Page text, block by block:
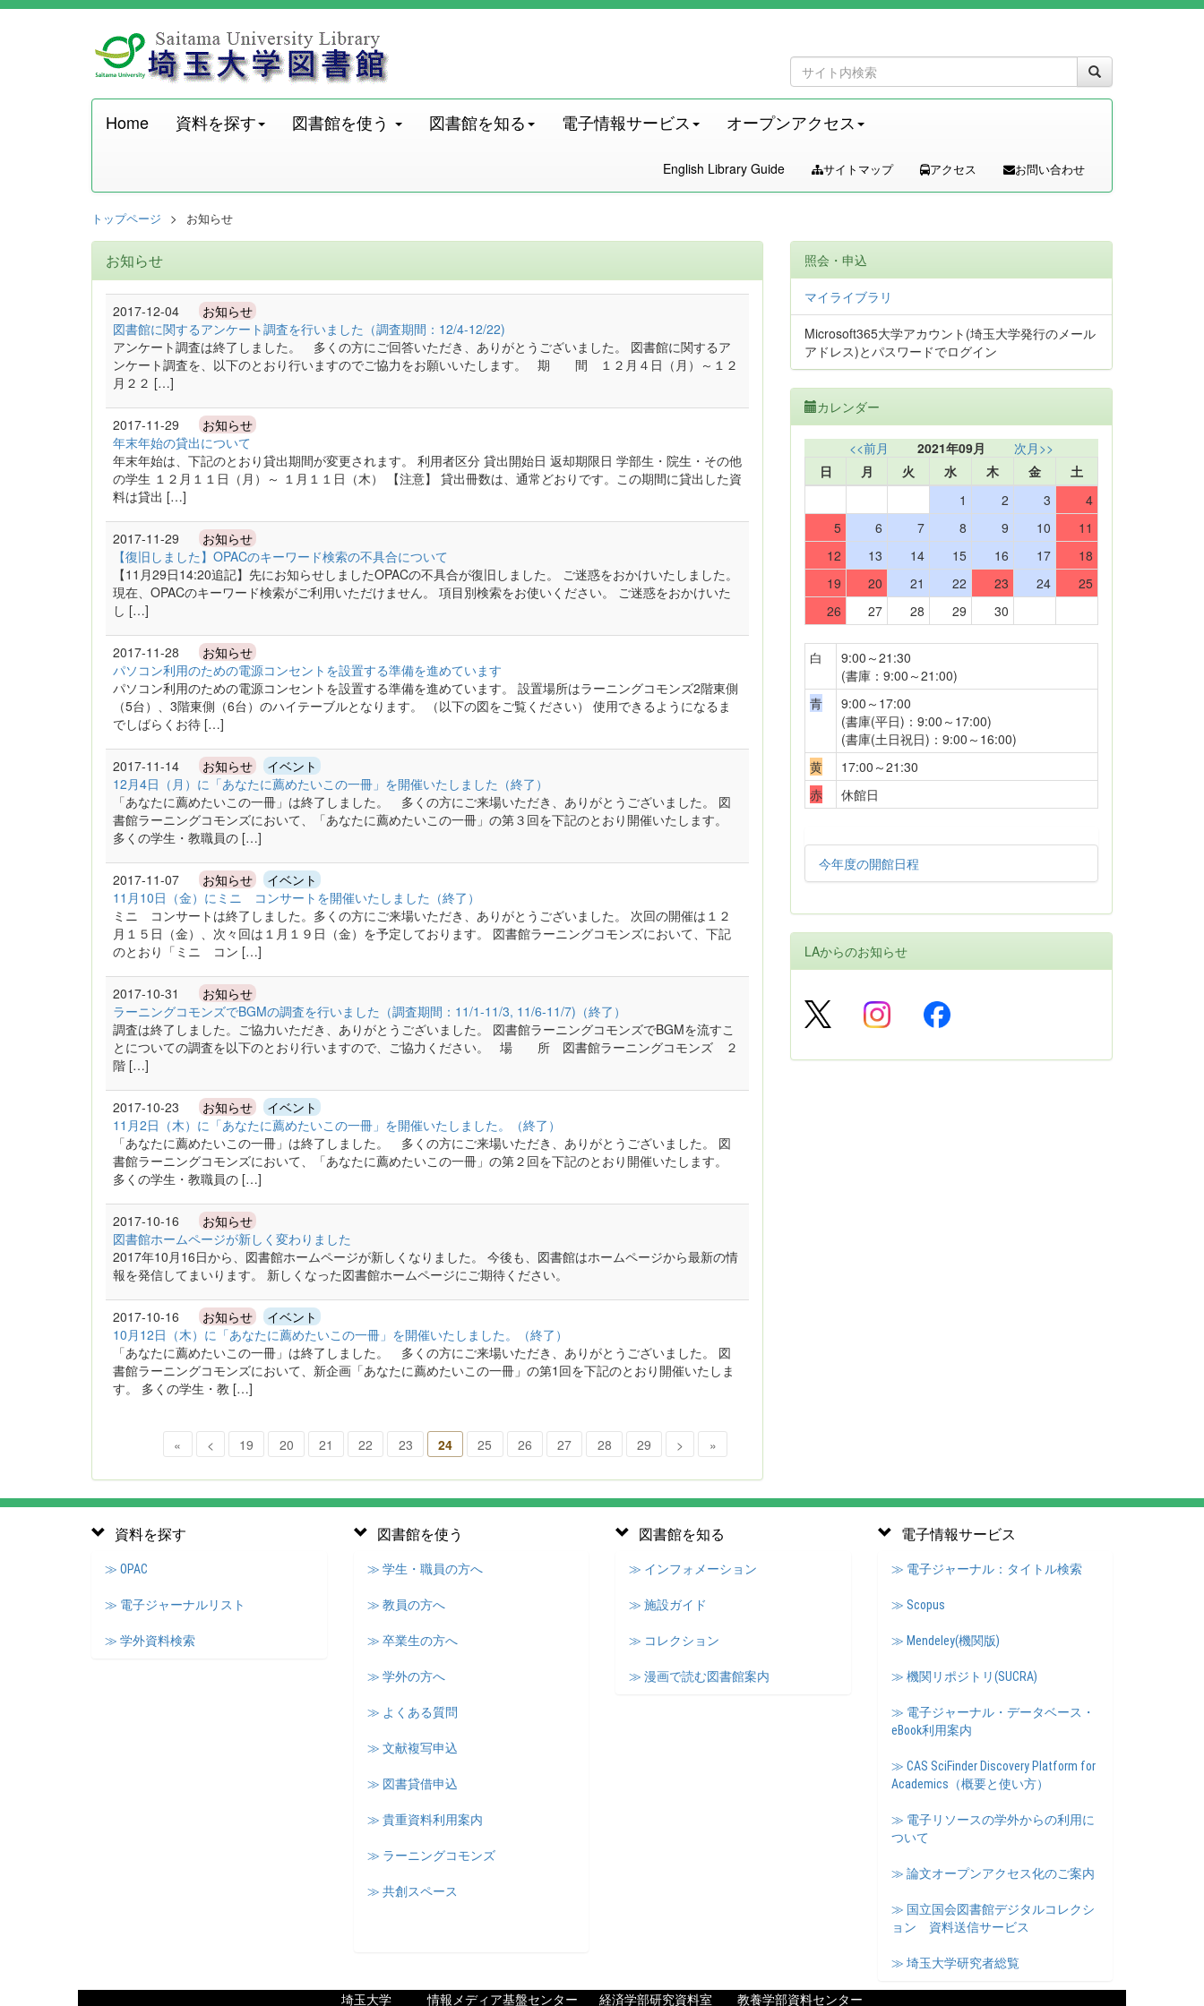
Home 資料を探す 図書館を使う 図書館を知る 電子情報サービス オープンアクセス
English Library Guide サイトマップ アクセス お問い合わせ
トップページ お知らせ
お知らせ
2017-12-04 お知らせ
図書館に関するアンケート調査を行いました（調査期間：12/4-12/22)
アンケート調査は終了しました。 多くの方にご回答いただき、ありがとうございました。 図書館に関するア
ンケート調査を、以下のとおり行いますのでご協力をお願いいたします。 期 間 １２月４日（月）～１２
月２２ […]
2017-11-29 お知らせ
年末年始の貸出について
年末年始は、下記のとおり貸出期間が変更されます。 利用者区分 貸出開始日 返却期限日 学部生・院生・その他
の学生 １２月１１日（月）～ １月１１日（木） 【注意】 貸出冊数は、通常どおりです。この期間に貸出した資
料は貸出 […]
2017-11-29 お知らせ
【復旧しました】OPACのキーワード検索の不具合について
【11月29日14:20追記】先にお知らせしましたOPACの不具合が復旧しました。 ご迷惑をおかけいたしました。
現在、OPACのキーワード検索がご利用いただけません。 項目別検索をお使いください。 ご迷惑をおかけいた
し […]
2017-11-28 お知らせ
パソコン利用のための電源コンセントを設置する準備を進めています
パソコン利用のための電源コンセントを設置する準備を進めています。 設置場所はラーニングコモンズ2階東側
（5台）、3階東側（6台）のハイテーブルとなります。 （以下の図をご覧ください） 使用できるようになるま
でしばらくお待 […]
2017-11-14 お知らせ イベント
12月4日（月）に「あなたに薦めたいこの一冊」を開催いたしました（終了）
「あなたに薦めたいこの一冊」は終了しました。 多くの方にご来場いただき、ありがとうございました。 図
書館ラーニングコモンズにおいて、「あなたに薦めたいこの一冊」の第３回を下記のとおり開催いたします。
多くの学生・教職員の […]
2017-11-07 お知らせ イベント
11月10日（金）にミニ コンサートを開催いたしました（終了）
ミニ コンサートは終了しました。多くの方にご来場いただき、ありがとうございました。 次回の開催は１２
月１５日（金）、次々回は１月１９日（金）を予定しております。 図書館ラーニングコモンズにおいて、下記
のとおり「ミニ コン […]
2017-10-31 お知らせ
ラーニングコモンズでBGMの調査を行いました（調査期間：11/1-11/3, 11/6-11/7)（終了）
調査は終了しました。ご協力いただき、ありがとうございました。 図書館ラーニングコモンズでBGMを流すこ
とについての調査を以下のとおり行いますので、ご協力ください。 場 所 図書館ラーニングコモンズ ２
階 […]
2017-10-23 お知らせ イベント
11月2日（木）に「あなたに薦めたいこの一冊」を開催いたしました。（終了）
「あなたに薦めたいこの一冊」は終了しました。 多くの方にご来場いただき、ありがとうございました。 図
書館ラーニングコモンズにおいて、「あなたに薦めたいこの一冊」の第２回を下記のとおり開催いたします。
多くの学生・教職員の […]
2017-10-16 お知らせ
図書館ホームページが新しく変わりました
2017年10月16日から、図書館ホームページが新しくなりました。 今後も、図書館はホームページから最新の情
報を発信してまいります。 新しくなった図書館ホームページにご期待ください。
2017-10-16 お知らせ イベント
10月12日（木）に「あなたに薦めたいこの一冊」を開催いたしました。（終了）
「あなたに薦めたいこの一冊」は終了しました。 多くの方にご来場いただき、ありがとうございました。 図
書館ラーニングコモンズにおいて、新企画「あなたに薦めたいこの一冊」の第1回を下記のとおり開催いたしま
す。 多くの学生・教 […]
« < 19 20 21 22 23 24 25 26 27 28 29 > »
照会・申込
マイライブラリ
Microsoft365大学アカウント(埼玉大学発行のメール
アドレス)とパスワードでログイン
カレンダー
<<前月 2021年09月
次月>>
日
月 火 水 木 金
土
1
2 3
4
5
6 7 8 9 10
11
12
13 14 15 16 17
18
19
20 21 22 23 24
25
26
27 28 29 30
白
9:00～21:30
(書庫：9:00～21:00)
青
9:00～17:00
(書庫(平日)：9:00～17:00)
(書庫(土日祝日)：9:00～16:00)
黄
17:00～21:30
赤
休館日
今年度の開館日程
LAからのお知らせ
資料を探す
≫ OPAC
≫ 電子ジャーナルリスト
≫ 学外資料検索
図書館を使う
≫ 学生・職員の方へ
≫ 教員の方へ
≫ 卒業生の方へ
≫ 学外の方へ
≫ よくある質問
≫ 文献複写申込
≫ 図書貸借申込
≫ 貴重資料利用案内
≫ ラーニングコモンズ
≫ 共創スペース
図書館を知る
≫ インフォメーション
≫ 施設ガイド
≫ コレクション
≫ 漫画で読む図書館案内
電子情報サービス
≫ 電子ジャーナル：タイトル検索
≫ Scopus
≫ Mendeley(機関版)
≫ 機関リポジトリ(SUCRA)
≫ 電子ジャーナル・データベース・
eBook利用案内
≫ CAS SciFinder Discovery Platform for
Academics（概要と使い方）
≫ 電子リソースの学外からの利用に
ついて
≫ 論文オープンアクセス化のご案内
≫ 国立国会図書館デジタルコレクシ
ョン 資料送信サービス
≫ 埼玉大学研究者総覧
埼玉大学 情報メディア基盤センター 経済学部研究資料室 教養学部資料センター